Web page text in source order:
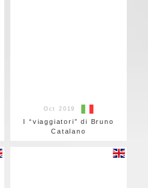
Oct 2019
I “viaggiatori” di Bruno
Catalano